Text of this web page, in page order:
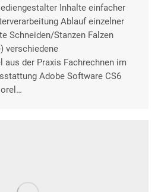
Inhalte einfacher
Ablauf einzelner
Schneiden/Stanzen Falzen
verschiedene
aus der Praxis Fachrechnen im
Adobe Software CS6